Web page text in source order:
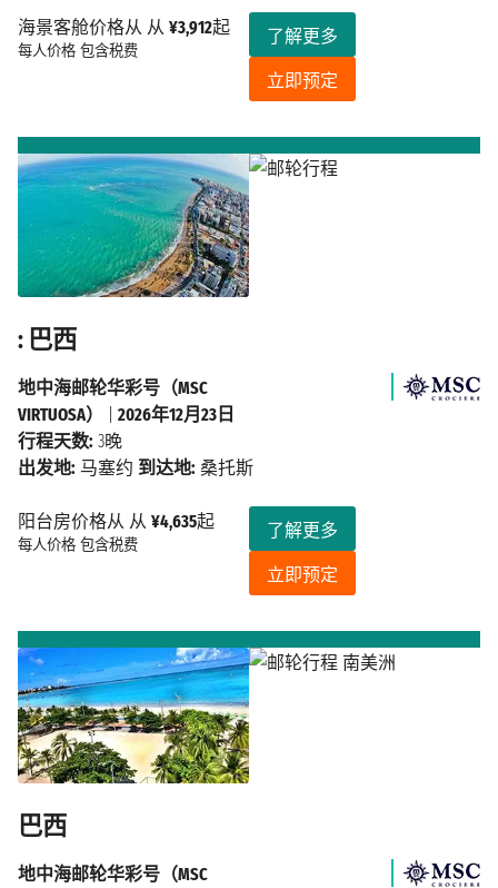
海景客舱价格从 从 ¥3,912起
每人价格 包含税费
了解更多
立即预定
: 巴西
阳台房价格从 从 ¥4,635起
每人价格 包含税费
了解更多
立即预定
地中海邮轮华彩号（MSC
VIRTUOSA）
2026年12月23日
行程天数: 3晚
出发地: 马塞约 到达地: 桑托斯
巴西
地中海邮轮华彩号（MSC